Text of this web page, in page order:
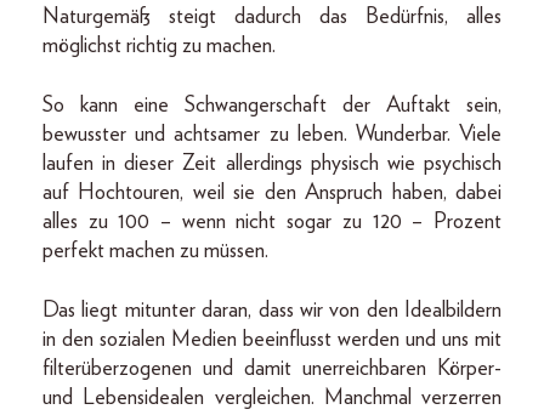
Naturgemäß steigt dadurch das Bedürfnis, alles
möglichst richtig zu machen.
So kann eine Schwangerschaft der Auftakt sein,
bewusster und achtsamer zu leben. Wunderbar. Viele
laufen in dieser Zeit allerdings physisch wie psychisch
auf Hochtouren, weil sie den Anspruch haben, dabei
alles zu 100 – wenn nicht sogar zu 120 – Prozent
perfekt machen zu müssen.
Das liegt mitunter daran, dass wir von den Idealbildern
in den sozialen Medien beeinflusst werden und uns mit
filterüberzogenen und damit unerreichbaren Körper-
und Lebensidealen vergleichen. Manchmal verzerren